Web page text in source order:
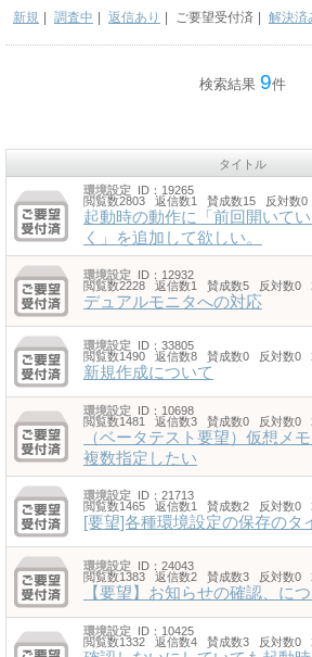
新規
調査中 返信あり ご要望受付済 解決済
検索結果 9件
タイトル
環境設定 ID：19265
閲覧数2803 返信数1 賛成数15 反対数0
起動時の動作に「前回開いて
く」を追加して欲しい。
環境設定 ID：12932
閲覧数2228 返信数1 賛成数5 反対数0
デュアルモニタへの対応
環境設定 ID：33805
閲覧数1490 返信数8 賛成数0 反対数0
新規作成について
環境設定 ID：10698
閲覧数1481 返信数3 賛成数0 反対数0
（ベータテスト要望）仮想メ
複数指定したい
環境設定 ID：21713
閲覧数1465 返信数1 賛成数2 反対数0
[要望]各種環境設定の保存のタ
環境設定 ID：24043
閲覧数1383 返信数2 賛成数3 反対数0
【要望】お知らせの確認、に
環境設定 ID：10425
閲覧数1332 返信数4 賛成数3 反対数0